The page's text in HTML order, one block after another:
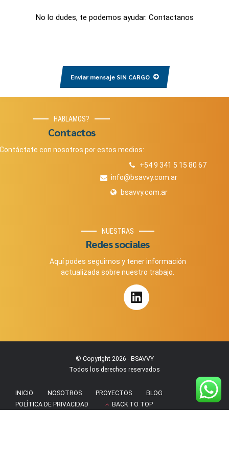
No lo dudes, te podemos ayudar. Contactanos
Enviar mensaje SIN CARGO
HABLAMOS?
Contactos
con nosotros por estos medios:
+54 9 341 5 15 80 67
info@bsavvy.com.ar
bsavvy.com.ar
NUESTRAS
Redes sociales
Aquí podes seguirnos y tener información
actualizada sobre nuestro trabajo.
© Copyright 2026 - BSAVVY
Todos los derechos reservados
INICIO NOSOTROS PROYECTOS
BLOG
POLÍTICA DE PRIVACIDAD
BACK TO TOP